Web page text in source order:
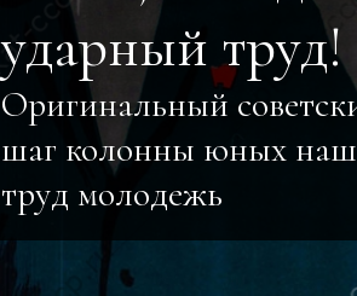
ударный труд!
Оригинальный
шаг колонны юных
труд молодежь